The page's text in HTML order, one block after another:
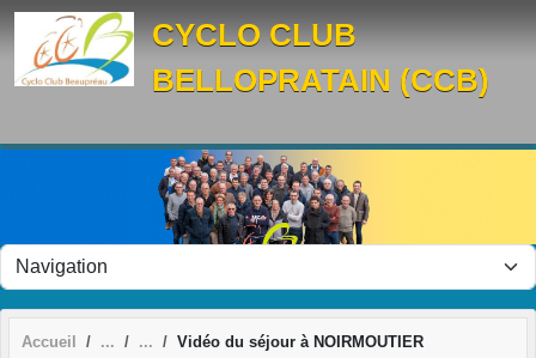
CYCLO CLUB
BELLOPRATAIN (CCB)
Accueil Vidéo du séjour à NOIRMOUTIER
Panneau de gestion des cookies